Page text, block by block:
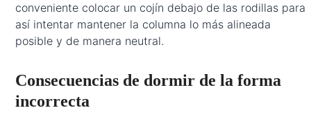
conveniente colocar un cojín debajo de las rodillas para
así intentar mantener la columna lo más alineada
posible y de manera neutral.
Consecuencias de dormir de la forma
incorrecta